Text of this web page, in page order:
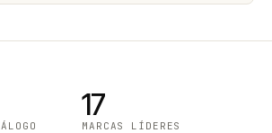
17
MARCAS LÍDERES